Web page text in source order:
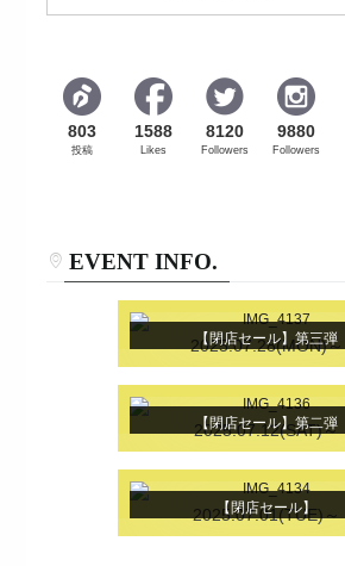
803
投稿
1588
Likes
8120
Followers
9880
Followers
EVENT INFO.
【閉店セール】第三弾
2025.07.28(MON)～
【閉店セール】第二弾
2025.07.12(SAT)～
【閉店セール】
2025.07.01(TUE)～